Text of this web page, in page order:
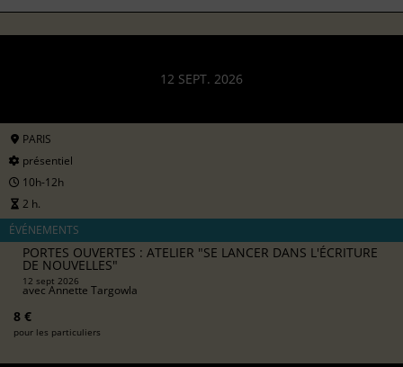
12 SEPT. 2026
PARIS
présentiel
10h-12h
2 h.
ÉVÉNEMENTS
PORTES OUVERTES : ATELIER "SE LANCER DANS L'ÉCRITURE
DE NOUVELLES"
12 sept 2026
avecAnnette Targowla
8 €
pour les particuliers